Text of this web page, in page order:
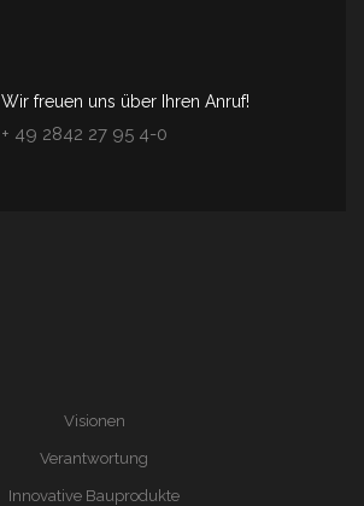
Wir freuen uns über Ihren Anruf!
+ 49 2842 27 95 4-0
Visionen
Verantwortung
Innovative Bauprodukte